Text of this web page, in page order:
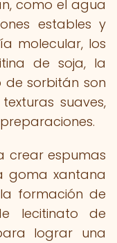
como el agua
estables y
molecular, los
de soja, la
sorbitán son
suaves,
crear espumas
goma xantana
formación de
lecitinato de
lograr una